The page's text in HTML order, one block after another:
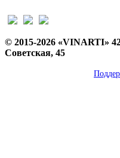
© 2015-2026 «VINARTI»
Советская, 45